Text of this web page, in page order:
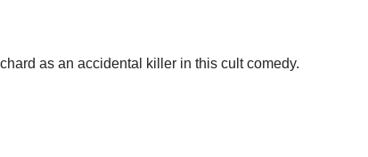
as an accidental killer in this cult comedy.